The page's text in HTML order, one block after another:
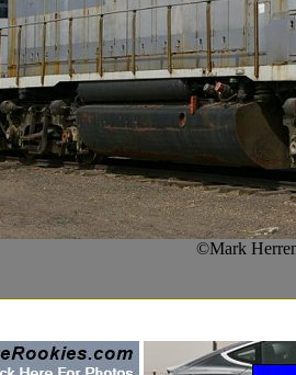
©Mark